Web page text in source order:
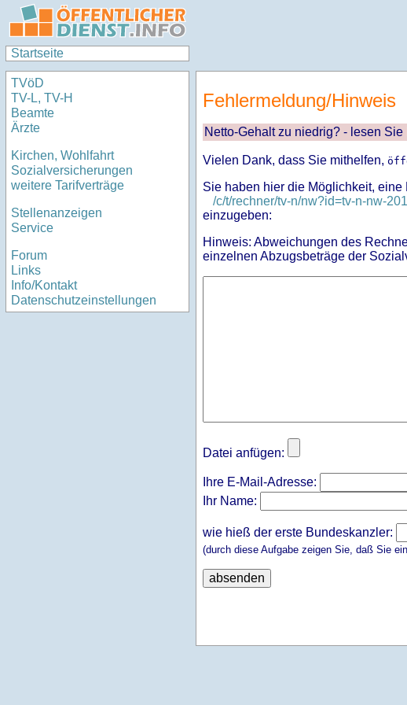
Startseite
TVöD
TV-L, TV-H
Beamte
Ärzte
Kirchen, Wohlfahrt
Sozialversicherungen
weitere Tarifverträge
Stellenanzeigen
Service
Forum
Links
Info/Kontakt
Datenschutzeinstellungen
Fehlermeldung/Hinweis
Netto-Gehalt zu niedrig? - lesen Sie
Vielen Dank, dass Sie mithelfen,
Sie haben hier die Möglichkeit,
/c/t/rechner/tv-n/nw?id=tv-n-nw-
einzugeben:
Hinweis: Abweichungen des
einzelnen Abzugsbeträge der
Datei anfügen:
Ihre E-Mail-Adresse:
Ihr Name:
wie hieß der erste Bundeskanzler:
(durch diese Aufgabe zeigen Sie, daß Sie